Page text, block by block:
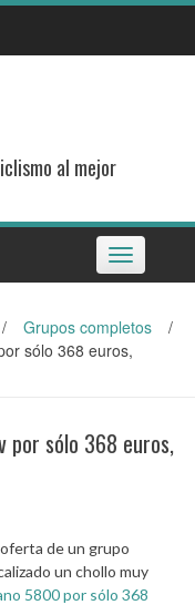
al mejor
Toggle
navigation
/ Grupos completos
/
sólo 368 euros,
por sólo 368 euros,
de un grupo
un chollo muy
5800 por sólo 368